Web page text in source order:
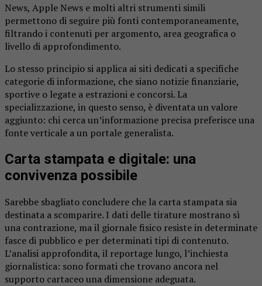
News, Apple News e molti altri strumenti simili
permettono di seguire più fonti contemporaneamente,
filtrando i contenuti per argomento, area geografica o
livello di approfondimento.
Lo stesso principio si applica ai siti dedicati a specifiche
categorie di informazione, che siano notizie finanziarie,
sportive o legate a estrazioni e concorsi. La
specializzazione, in questo senso, è diventata un valore
aggiunto: chi cerca un’informazione precisa preferisce una
fonte verticale a un portale generalista.
Carta stampata e digitale: una
convivenza possibile
Sarebbe sbagliato concludere che la carta stampata sia
destinata a scomparire. I dati delle tirature mostrano sì
una contrazione, ma il giornale fisico resiste in determinate
fasce di pubblico e per determinati tipi di contenuto.
L’analisi approfondita, il reportage lungo, l’inchiesta
giornalistica: sono formati che trovano ancora nel
supporto cartaceo una dimensione adeguata.